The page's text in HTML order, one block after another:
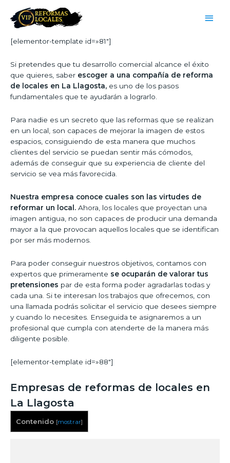
[elementor-template id=»81″]
Si pretendes que tu desarrollo comercial alcance el éxito
que quieres, saber escoger a una compañía de reforma
de locales en La Llagosta, es uno de los pasos
fundamentales que te ayudarán a lograrlo.
Para nadie es un secreto que las reformas que se realizan
en un local, son capaces de mejorar la imagen de estos
espacios, consiguiendo de esta manera que muchos
clientes del servicio se puedan sentir más cómodos,
además de conseguir que su experiencia de cliente del
servicio se vea más favorecida.
Nuestra empresa conoce cuales son las virtudes de
reformar un local. Ahora, los locales que proyectan una
imagen antigua, no son capaces de producir una demanda
mayor a la que provocan aquellos locales que se identifican
por ser más modernos.
Para poder conseguir nuestros objetivos, contamos con
expertos que primeramente se ocuparán de valorar tus
pretensiones par de esta forma poder agradarlas todas y
cada una. Si te interesan los trabajos que ofrecemos, con
una llamada podrás solicitar el servicio que desees siempre
y cuando lo necesites. Enseguida te asignaremos a un
profesional que cumpla con atenderte de la manera más
diligente posible.
[elementor-template id=»88″]
Empresas de reformas de locales en
La Llagosta
Contenido [mostrar]